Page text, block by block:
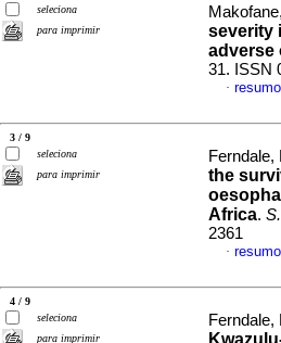
seleciona
para imprimir
severity
adverse
31. ISSN
·
3 / 9
seleciona
para imprimir
Ferndale,
the
Africa.
2361
·
4 / 9
seleciona
para imprimir
Ferndale,